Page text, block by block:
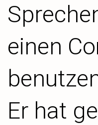
einen
Er hat